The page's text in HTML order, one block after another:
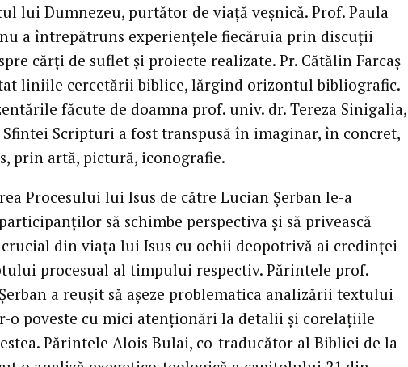
lui Dumnezeu, purtător de viață veșnică. Prof. Paula
a întrepătruns experiențele fiecăruia prin discuții
cărți de suflet și proiecte realizate. Pr. Cătălin Farcaș
liniile cercetării biblice, lărgind orizontul bibliografic.
făcute de doamna prof. univ. dr. Tereza Sinigalia,
Sfintei Scripturi a fost transpusă în imaginar, în concret,
prin artă, pictură, iconografie.
Procesului lui Isus de către Lucian Șerban le-a
să schimbe perspectiva și să privească
din viața lui Isus cu ochii deopotrivă ai credinței
procesual al timpului respectiv. Părintele prof.
a reușit să așeze problematica analizării textului
o poveste cu mici atenționări la detalii și corelațiile
Părintele Alois Bulai, co-traducător al Bibliei de la